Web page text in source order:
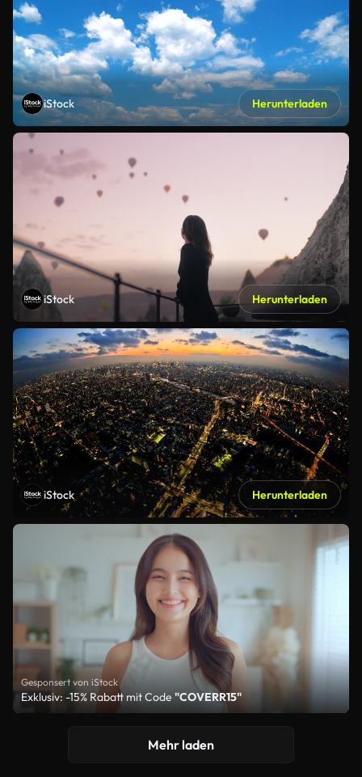
iStock Herunterladen
iStock Herunterladen
iStock Herunterladen
Gesponsert von iStock
Exklusiv: -15% Rabatt mit Code "COVERR15"
Mehr laden